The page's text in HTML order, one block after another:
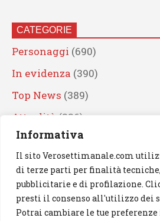
Informativa
Il sito Verosettimanale.com
di terze parti per finalità
pubblicitarie e di profilazione.
presti il consenso all'utilizzo dei
Potrai cambiare le tue
CATEGORIE
Personaggi (690)
In evidenza (390)
Top News (389)
Attualità (336)
Eventi(330)
Artisti (241)
News(239)
Cerca